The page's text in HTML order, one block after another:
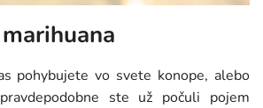
pohybujete vo svete konope, alebo
ste už počuli pojem